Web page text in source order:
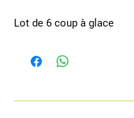
Lot de 6 coup à glace